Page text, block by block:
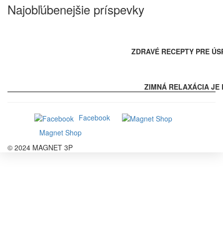
Najobľúbenejšie príspevky
ZDRAVÉ RECEPTY PRE
ZIMNÁ RELAXÁCIA JE
Facebook
Magnet Shop
© 2024 MAGNET 3P